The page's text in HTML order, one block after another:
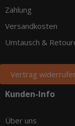
Zahlung
Versandkosten
Umtausch &
Vertrag
Kunden-Info
Über uns